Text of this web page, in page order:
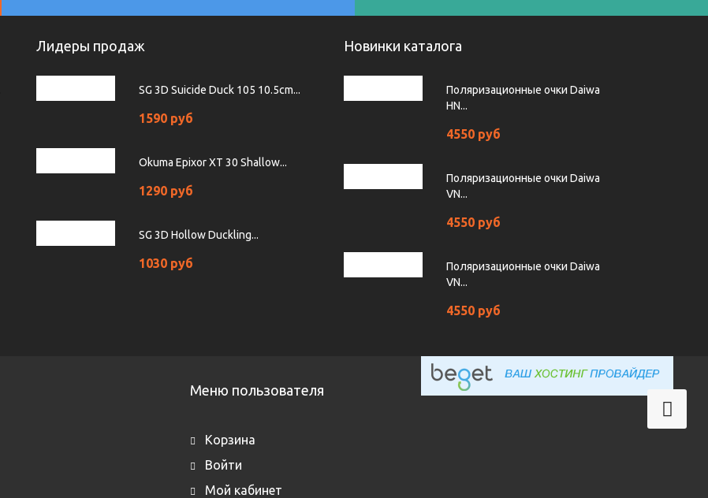
Лидеры продаж
SG 3D Suicide Duck 105 10.5cm...
1590 руб
Okuma Epixor XT 30 Shallow...
1290 руб
SG 3D Hollow Duckling...
1030 руб
Новинки каталога
Поляризационные очки Daiwa
HN...
4550 руб
Поляризационные очки Daiwa
VN...
4550 руб
Поляризационные очки Daiwa
VN...
4550 руб
Меню пользователя
Корзина
Войти
Мой кабинет